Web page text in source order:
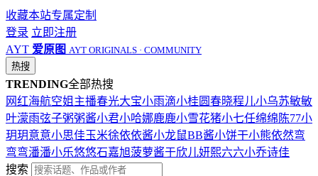
收藏本站专属定制
登录 立即注册
AYT 爱原图 AYT ORIGINALS · COMMUNITY
热搜
TRENDING全部热搜
网红海航空姐 主播春光大宝小雨滴小桂圆春晓程儿小乌苏敏敏
叶濛雨弦子粥粥酱小君小哈娜鹿鹿小雪花猪小七任绵绵 陈77小
玥玥意意小思佳玉米徐依依酱小龙鼠BB酱小饼干小熊依然弯
弯弯潘潘小乐悠悠石嘉旭菠萝酱于欣儿妍熙六六小乔诗佳
搜索